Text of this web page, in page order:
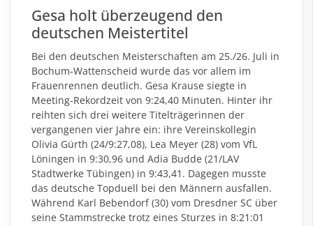
Gesa holt überzeugend den
deutschen Meistertitel
Bei den deutschen Meisterschaften am 25./26. Juli in
Bochum-Wattenscheid wurde das vor allem im
Frauenrennen deutlich. Gesa Krause siegte in
Meeting-Rekordzeit von 9:24,40 Minuten. Hinter ihr
reihten sich drei weitere Titelträgerinnen der
vergangenen vier Jahre ein: ihre Vereinskollegin
Olivia Gürth (24/9:27,08), Lea Meyer (28) vom VfL
Löningen in 9:30,96 und Adia Budde (21/LAV
Stadtwerke Tübingen) in 9:43,41. Dagegen musste
das deutsche Topduell bei den Männern ausfallen.
Während Karl Bebendorf (30) vom Dresdner SC über
seine Stammstrecke trotz eines Sturzes in 8:21:01